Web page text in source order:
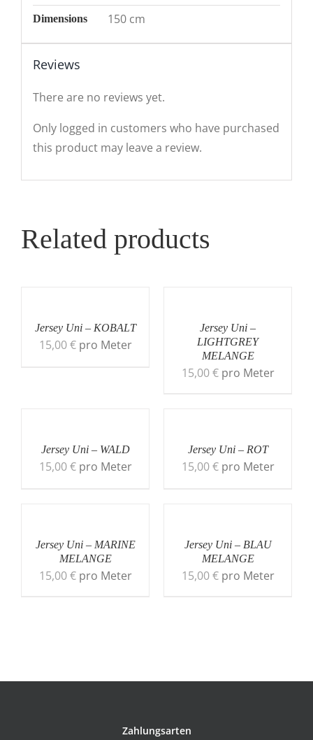
Dimensions 150 cm
Reviews
There are no reviews yet.
Only logged in customers who have purchased
this product may leave a review.
Related products
Jersey Uni – KOBALT
15,00€ pro Meter
Jersey Uni –
LIGHTGREY
MELANGE
15,00€ pro Meter
Jersey Uni – WALD
15,00€ pro Meter
Jersey Uni – ROT
15,00€ pro Meter
Jersey Uni – MARINE
MELANGE
15,00€ pro Meter
Jersey Uni – BLAU
MELANGE
15,00€ pro Meter
Zahlungsarten